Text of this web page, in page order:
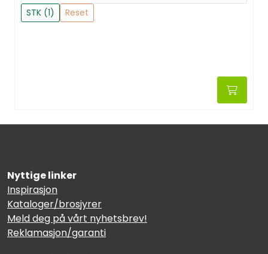
STK (1) Reset
Nyttige linker
Inspirasjon
Kataloger/brosjyrer
Meld deg på vårt nyhetsbrev!
Reklamasjon/garanti